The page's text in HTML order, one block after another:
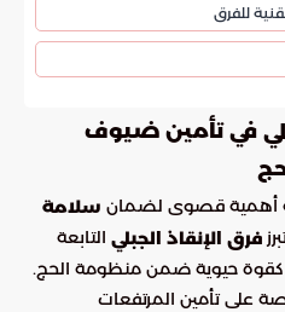
للفرق
في تأمين ضيوف
أهمية قصوى لضمان سلامة
فرق الإنقاذ الجبلي التابعة
كقوة حيوية ضمن منظومة الحج.
على تأمين المرتفعات